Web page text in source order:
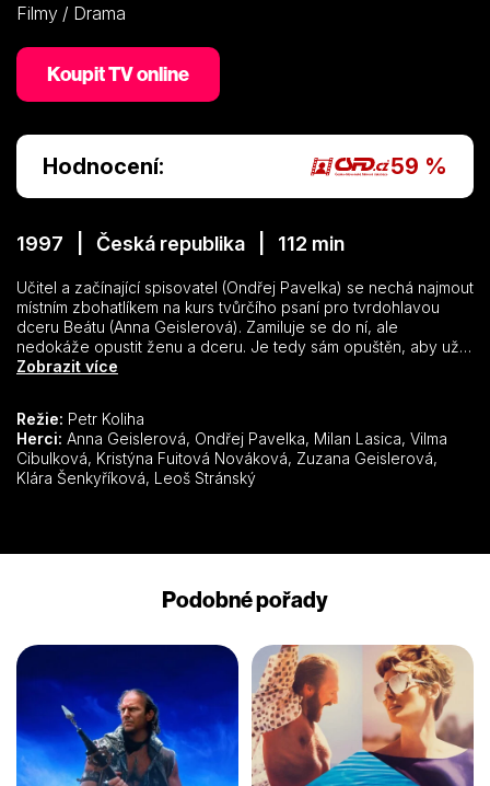
Filmy / Drama
Koupit TV online
Hodnocení: 59 %
1997 | Česká republika | 112 min
Učitel a začínající spisovatel (Ondřej Pavelka) se nechá najmout
místním zbohatlíkem na kurs tvůrčího psaní pro tvrdohlavou
dceru Beátu (Anna Geislerová). Zamiluje se do ní, ale
nedokáže opustit ženu a dceru. Je tedy sám opuštěn, aby už
jen zpovzdálí sledoval svou vyprahlou lásku, jak se řítí k
bestsellerem. Ač se na ni názory různily, v jednom se shodly –
v jejím textu se umně slučuje humor, politika, sex, autorská
sebereflexe i existenciální metafyzika. Příběh má v literární
podobě mnoho významů, při psaní scénáře muselo proto
Zobrazit více
Režie: Petr Koliha
Herci:
Cibulková, Kristýna Fuitová Nováková, Zuzana Geislerová,
Klára Šenkyříková, Leoš Stránský
Podobné pořady